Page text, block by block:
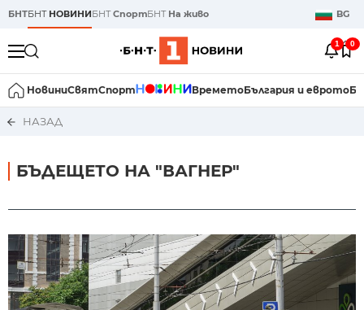
БНТБНТ НОВИНИБНТСпортБНТ На живо BG
1 0
НовиниСвятСпорт ВреметоБългария и еврото
НАЗАД
БЪДЕЩЕТО НА "ВАГНЕР"